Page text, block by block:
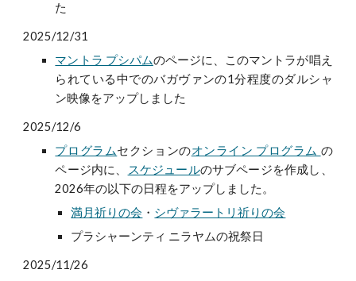
た
2025/12/31
マントラ プシパムのページに、このマントラが唱え
られている中でのバガヴァンの1分程度のダルシャ
ン映像をアップしました
2025/12/6
プログラムセクションのオンライン プログラム の
ページ内に、
スケジュールのサブページを作成し、
2026年の以下の日程をアップしました。
満月祈りの会 ・ シヴァラートリ祈りの会
プラシャーンティ ニラヤムの祝祭日
2025/11/26